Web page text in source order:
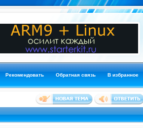
Рекомендовать Обратная связь В избранное